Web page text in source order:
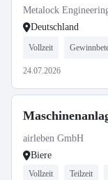
Metalock
Deutschland
Vollzeit
24.07.2026
airleben GmbH
Biere
Vollzeit Teilzeit